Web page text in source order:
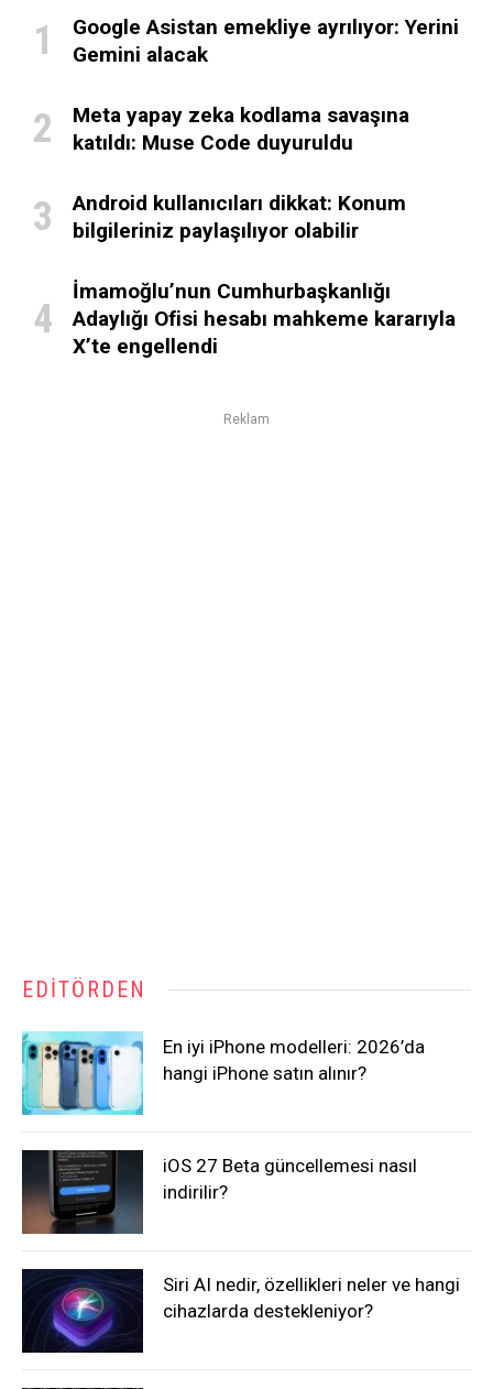
Google Asistan emekliye ayrılıyor: Yerini
Gemini alacak
Meta yapay zeka kodlama savaşına
katıldı: Muse Code duyuruldu
Android kullanıcıları dikkat: Konum
bilgileriniz paylaşılıyor olabilir
İmamoğlu’nun Cumhurbaşkanlığı
Adaylığı Ofisi hesabı mahkeme kararıyla
X’te engellendi
Reklam
EDITÖRDEN
En iyi iPhone modelleri: 2026’da
hangi iPhone satın alınır?
iOS 27 Beta güncellemesi nasıl
indirilir?
Siri AI nedir, özellikleri neler ve hangi
cihazlarda destekleniyor?